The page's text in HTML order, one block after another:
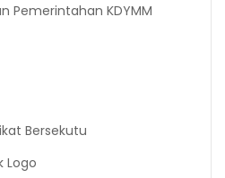
Pemerintahan KDYMM
Bersekutu
Logo